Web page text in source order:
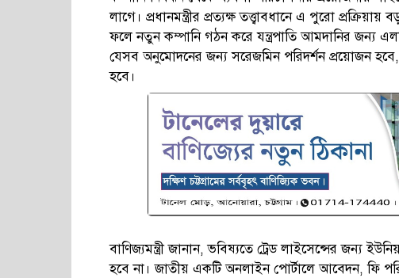
লাগে। প্রধানমন্ত্রীর প্রত্যক্ষ তত্ত্বাবধানে এ পুরো
ফলে নতুন কম্পানি গঠন করে যন্ত্রপাতি আমদানির জন্য
যেসব অনুমোদনের জন্য সরেজমিন পরিদর্শন প্রয়োজন হবে,
হবে।
বাণিজ্যমন্ত্রী জানান, ভবিষ্যতে ট্রেড লাইসেন্সের জন্য
হবে না। জাতীয় একটি অনলাইন পোর্টালে আবেদন, ফি